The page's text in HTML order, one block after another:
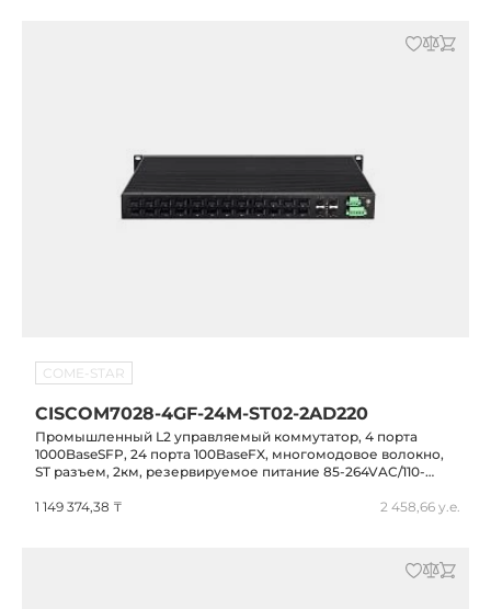
COME-STAR
CISCOM7028-4GF-24M-ST02-2AD220
Промышленный L2 управляемый коммутатор, 4 порта
1000BaseSFP, 24 порта 100BaseFX, многомодовое волокно,
ST разъем, 2км, резервируемое питание 85-264VAC/110-
1 149 374,38 ₸
2 458,66 у.е.